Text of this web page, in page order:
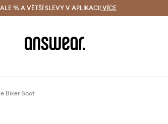
Kč) Doručení i do 24 h
% A VĚTŠÍ SLEVY V APLIKACI! VÍCE
Biker Boot